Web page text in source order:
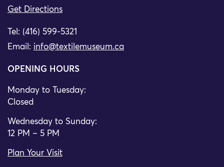
Get Directions
Tel: (416) 599-5321
Email: info@textilemuseum.ca
OPENING HOURS
Monday to Tuesday:
Closed
Wednesday to Sunday:
12 PM – 5 PM
Plan Your Visit